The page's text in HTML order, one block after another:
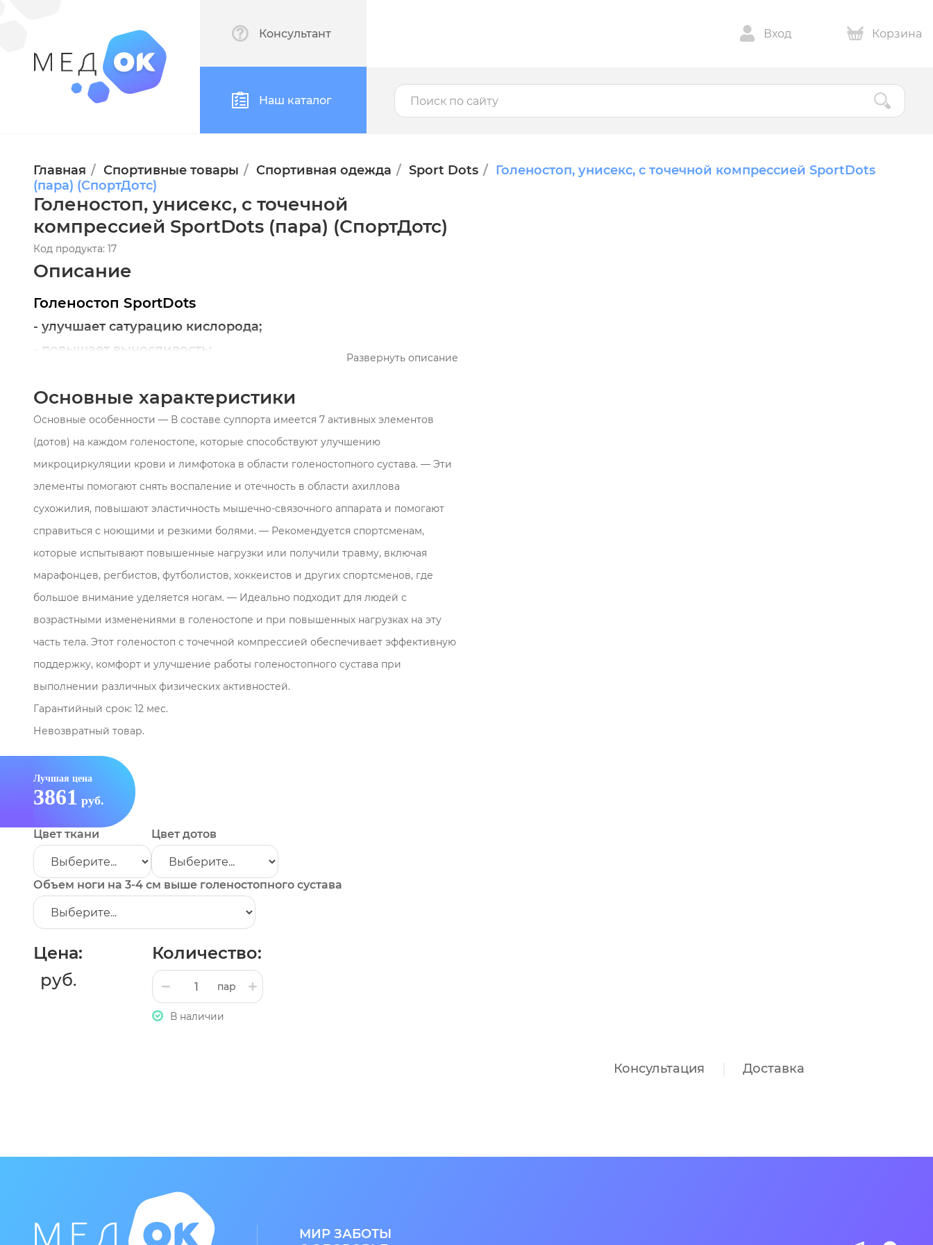
Консультант
Наш каталог
Вход Корзина
Главная Спортивные товары Спортивная одежда Sport Dots
Голеностоп, унисекс, с точечной компрессией SportDots
(пара) (СпортДотс)
Голеностоп, унисекс, с точечной
компрессией SportDots (пара) (СпортДотс)
Код продукта: 17
Описание
Голеностоп SportDots
- улучшает сатурацию кислорода;
- повышает выносливость;
- выводит лактат;
- предотвращает закисление;
- улучшает питание тканей;
- помогает быстро восстанавливаться после нагрузок;
Нужно указать Ваш размер,цвет ткани и цвет дотов,
возможны любые комбинации.
При необходимости возможно размещение
дополнительных дотов, после консультации со
специалистом. Для этого так же оставьте комментарий.
Развернуть описание
Основные характеристики
Основные особенности — В составе суппорта имеется 7 активных элементов
(дотов) на каждом голеностопе, которые способствуют улучшению
микроциркуляции крови и лимфотока в области голеностопного сустава. — Эти
элементы помогают снять воспаление и отечность в области ахиллова
сухожилия, повышают эластичность мышечно-связочного аппарата и помогают
справиться с ноющими и резкими болями. — Рекомендуется спортсменам,
которые испытывают повышенные нагрузки или получили травму, включая
марафонцев, регбистов, футболистов, хоккеистов и других спортсменов, где
большое внимание уделяется ногам. — Идеально подходит для людей с
возрастными изменениями в голеностопе и при повышенных нагрузках на эту
часть тела. Этот голеностоп с точечной компрессией обеспечивает эффективную
поддержку, комфорт и улучшение работы голеностопного сустава при
выполнении различных физических активностей.
Гарантийный срок: 12 мес.
Невозвратный товар.
Лучшая цена
3861 руб.
Цвет ткани Цвет дотов
Объем ноги на 3-4 см выше голеностопного сустава
Цена:
руб.
Количество:
пар
В наличии
Консультация Доставка
МИР ЗАБОТЫ